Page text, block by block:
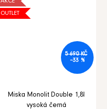
OUTLET
5 690 KČ
–33 %
Miska Monolit Double 1,8l
vysoká černá